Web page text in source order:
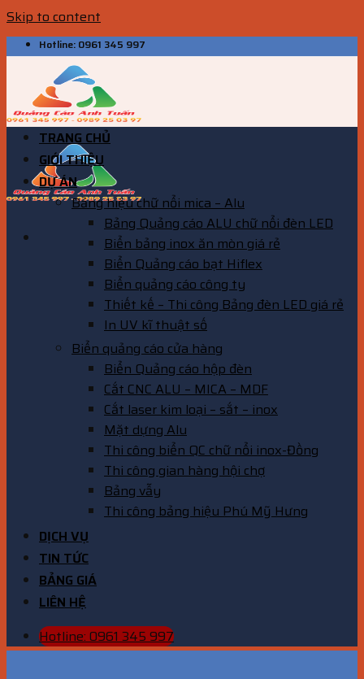
Skip to content
Hotline: 0961 345 997
TRANG CHỦ
GIỚI THIỆU
DỰ ÁN
Bảng hiệu chữ nổi mica – Alu
Bảng Quảng cáo ALU chữ nổi đèn LED
Biển bảng inox ăn mòn giá rẻ
Biển Quảng cáo bạt Hiflex
Biển quảng cáo công ty
Thiết kế – Thi công Bảng đèn LED giá rẻ
In UV kĩ thuật số
Biển quảng cáo cửa hàng
Biển Quảng cáo hộp đèn
Cắt CNC ALU – MICA – MDF
Cắt laser kim loại – sắt – inox
Mặt dựng Alu
Thi công biển QC chữ nổi inox-Đồng
Thi công gian hàng hội chợ
Bảng vẫy
Thi công bảng hiệu Phú Mỹ Hưng
DỊCH VỤ
TIN TỨC
BẢNG GIÁ
LIÊN HỆ
Hotline: 0961 345 997